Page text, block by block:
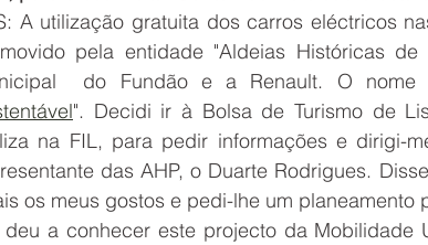
A utilização gratuita dos carros eléctricos
pela entidade "Aldeias Históricas
do Fundão e a Renault. O
". Decidi ir à Bolsa de Turismo de
na FIL, para pedir informações e dirigi-
das AHP, o Duarte Rodrigues.
os meus gostos e pedi-lhe um planeamento
deu a conhecer este projecto da Mobilidade